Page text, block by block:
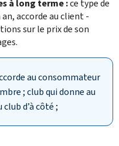
à long terme :ce type de
an, accorde au client -
sur le prix de son
au consommateur
; club qui donne au
d’à côté ;